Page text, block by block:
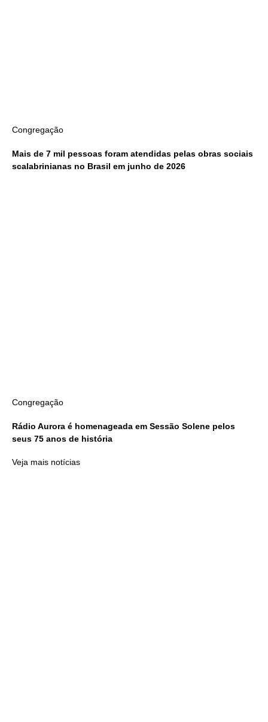
Congregação
Mais de 7 mil pessoas foram atendidas pelas obras sociais
scalabrinianas no Brasil em junho de 2026
Congregação
Rádio Aurora é homenageada em Sessão Solene pelos
seus 75 anos de história
Veja mais notícias